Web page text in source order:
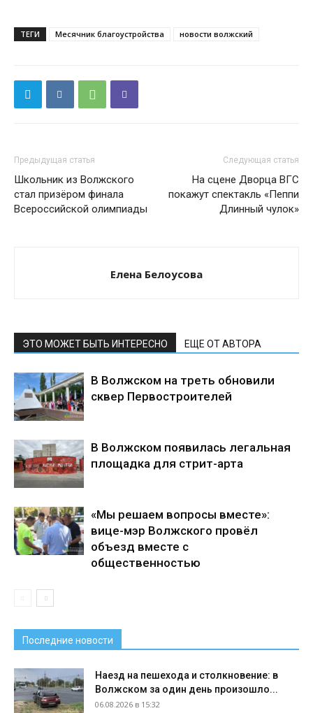
ТЕГИ Месячник благоустройства новости волжский
Предыдущая статья
Школьник из Волжского
стал призёром финала
Всероссийской олимпиады
Следующая статья
На сцене Дворца ВГС
покажут спектакль «Пеппи
Длинный чулок»
Елена Белоусова
ЭТО МОЖЕТ БЫТЬ ИНТЕРЕСНО ЕЩЕ ОТ АВТОРА
В Волжском на треть обновили
сквер Первостроителей
В Волжском появилась легальная
площадка для стрит-арта
«Мы решаем вопросы вместе»:
вице-мэр Волжского провёл
объезд вместе с
общественностью
Последние новости
Наезд на пешехода и столкновение: в
Волжском за один день произошло...
06.08.2026 в 15:32